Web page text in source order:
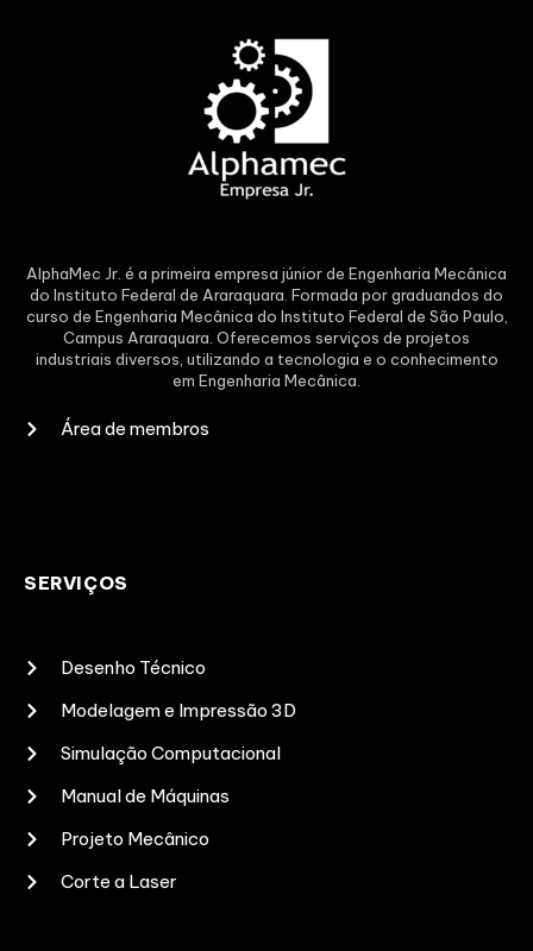
AlphaMec Jr. é a primeira empresa júnior de Engenharia Mecânica
do Instituto Federal de Araraquara. Formada por graduandos do
curso de Engenharia Mecânica do Instituto Federal de São Paulo,
Campus Araraquara. Oferecemos serviços de projetos
industriais diversos, utilizando a tecnologia e o conhecimento
em Engenharia Mecânica.
Área de membros
SERVIÇOS
Desenho Técnico
Modelagem e Impressão 3D
Simulação Computacional
Manual de Máquinas
Projeto Mecânico
Corte a Laser